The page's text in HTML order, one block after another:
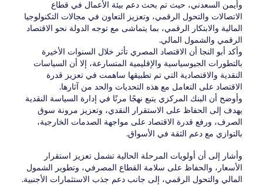
وأيمن السعدني، حيث تم بحث دعم بيئة الأعمال في قطاع
الاتصالات والتحول الرقمي، وتعزيز التعاون في مجالات التكنولوجيا
المالية والابتكار الرقمي، بما يتماشى مع توجه الدولة نحو الاقتصاد
الرقمي والشمول المالي.
وأكد أبو النجا أن الاقتصاد المصري تأثر خلال السنوات الأخيرة
بالتطورات الجيوسياسية والإقليمية المتسارعة، إلا أن السياسات
النقدية والاقتصادية التي تم تطبيقها ساهمت في تعزيز قدرة
الاقتصاد على التعامل مع هذه التحديات والحد من آثارها.
وأوضح أن البنك المركزي يتبع نهجًا مرنًا في إدارة السياسة النقدية
يهدف إلى الحفاظ على الاستقرار النقدي، وتعزيز مرونة سوق
الصرف، ورفع قدرة الاقتصاد على مواجهة الصدمات الخارجية،
بالتوازي مع دعم الثقة في الأسواق.
وأشار إلى أن أولويات المرحلة الحالية تشمل تعزيز استقرار
الأسعار، والحفاظ على سلامة القطاع المصرفي، وتطوير الشمول
المالي والتحول الرقمي، إلى جانب دعم جذب الاستثمارات الأجنبية.